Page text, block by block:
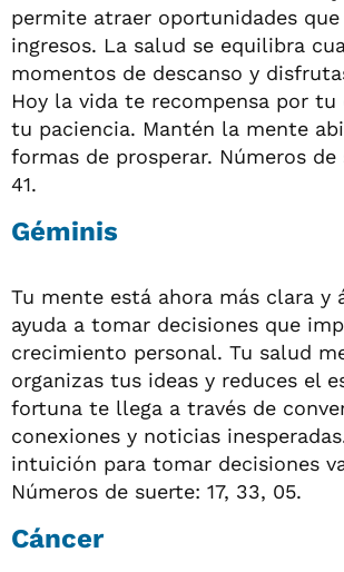
permite atraer oportunidades
ingresos. La salud se equilibra
momentos de descanso y
Hoy la vida te recompensa por tu
tu paciencia. Mantén la mente
formas de prosperar. Números de
41.
Géminis
Tu mente está ahora más clara y
ayuda a tomar decisiones que
crecimiento personal. Tu salud
organizas tus ideas y reduces el
fortuna te llega a través de
conexiones y noticias
intuición para tomar decisiones
Números de suerte: 17, 33, 05.
Cáncer